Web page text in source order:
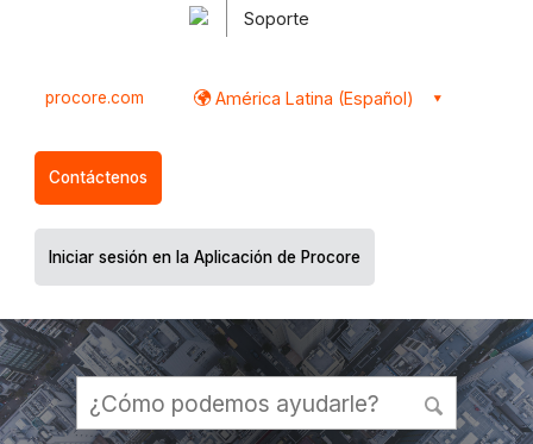
Soporte
procore.com América Latina (Español)
Contáctenos
Iniciar sesión en la Aplicación de Procore